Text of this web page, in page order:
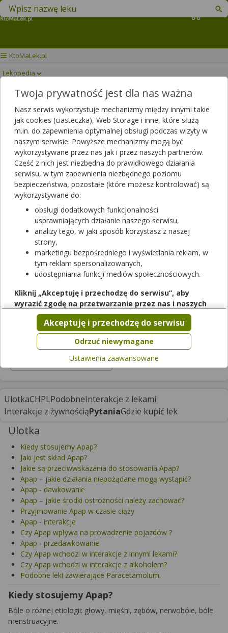
Koszyk
Znajdź lek w swojej okolicy
KtoMaLek.pl
Lekopedia
APAP Drukuj/Zapisz
Apap
tabletki powlekane|500 mg| 6 tabl.
lek dostępny bez recepty
Rezerwuj
Cena zależna od apteki
Trudno dostępny w aptekach
Opakowanie
UlotkaCHPLPodobneInterakcje z lekami
Interakcje z żywnościąPytaniaGdzie kupić lek
Ulotka
Kiedy stosujemy Apap?
Jaki jest skład Apap?
Jakie są przeciwwskazania do stosowania Apap?
Apap – jakie działania niepożądane mogą wystąpić?
Apap - dawkowanie
Apap – jakie środki ostrożności należy zachować?
Przyjmowanie Apap w czasie ciąży
Apap - interakcje
Czy Apap wpływa na prowadzenie pojazdów ?
Apap - przedawkowanie
Czy Apap wchodzi w interakcje z innymi lekami?
Czy Apap wchodzi w interakcje z alkoholem?
Podobne leki zawierające Paracetamolum.
Kiedy stosujemy Apap?
Bóle o różnej etiologii: głowy, mięśni, zębów, nerwobóle, bóle
menstruacyjne.
Twoja prywatność jest dla nas ważna
Nasz serwis wykorzystuje mechanizmy między innymi takie
jak cookies (ciasteczka), Web Storage i inne, które służą
m.in. do zapewnienia optymalnej obsługi podczas wizyty w
naszym serwisie. Powyższe mechanizmy mogą być
wykorzystywane przez nas jak i przez naszych partnerów.
Część z nich jest niezbędna do prawidłowego działania
serwisu, w tym zapewnienia niezbędnego poziomu
bezpieczeństwa, pozostałe (które możesz kontrolować) są
wykorzystywane do:
obsługi dodatkowych funkcjonalności
usprawniających działanie naszego serwisu,
analizy tego, w jaki sposób korzystasz z naszej
strony,
marketingu bezpośredniego i wyświetlania reklam, w
tym reklam spersonalizowanych,
udostępniania funkcji mediów społecznościowych.
Kliknij „Akceptuję i przechodzę do serwisu”, aby
wyrazić zgodę na przetwarzanie przez nas i naszych
partnerów Twoich danych w powyższych celach.
Pamiętaj, że wyrażenie zgody jest dobrowolne, a wyrażoną
zgodę możesz w każdej chwili cofnąć, możesz też wycofać
zgodę na przetwarzanie Twoich danych tylko w niektórych
celach. Jeżeli chcesz dowiedzieć się więcej lub chcesz
przeprowadzić konfigurację szczegółową, to możesz tego
Więcej informacji na temat wykorzystywania narzędzi
zewnętrznych w naszym serwisie znajdziesz wRegulaminie
Serwisu
Odrzuć niewymagane
Akceptuję i przechodzę do serwisu
Ustawienia zaawansowane